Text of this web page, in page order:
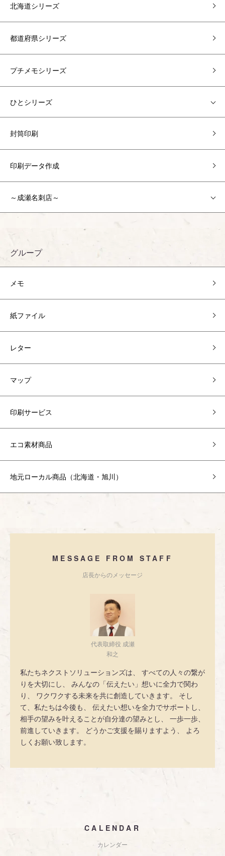
北海道シリーズ
都道府県シリーズ
プチメモシリーズ
ひとシリーズ
封筒印刷
印刷データ作成
～成瀬名刺店～
グループ
メモ
紙ファイル
レター
マップ
印刷サービス
エコ素材商品
地元ローカル商品（北海道・旭川）
MESSAGE FROM STAFF
店長からのメッセージ
代表取締役 成瀬
和之
私たちネクストソリューションズは、 すべての人々の繋が
りを大切にし、 みんなの「伝えたい」想いに全力で関わ
り、 ワクワクする未来を共に創造していきます。 そし
て、私たちは今後も、 伝えたい想いを全力でサポートし、
相手の望みを叶えることが自分達の望みとし、 一歩一歩、
前進していきます。 どうかご支援を賜りますよう、 よろ
しくお願い致します。
CALENDAR
カレンダー